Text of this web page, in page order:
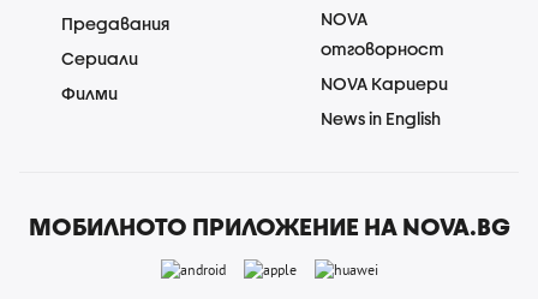
Предавания
Сериали
Филми
NOVA
отговорност
NOVA Кариери
News in English
МОБИЛНОТО ПРИЛОЖЕНИЕ НА NOVA.BG